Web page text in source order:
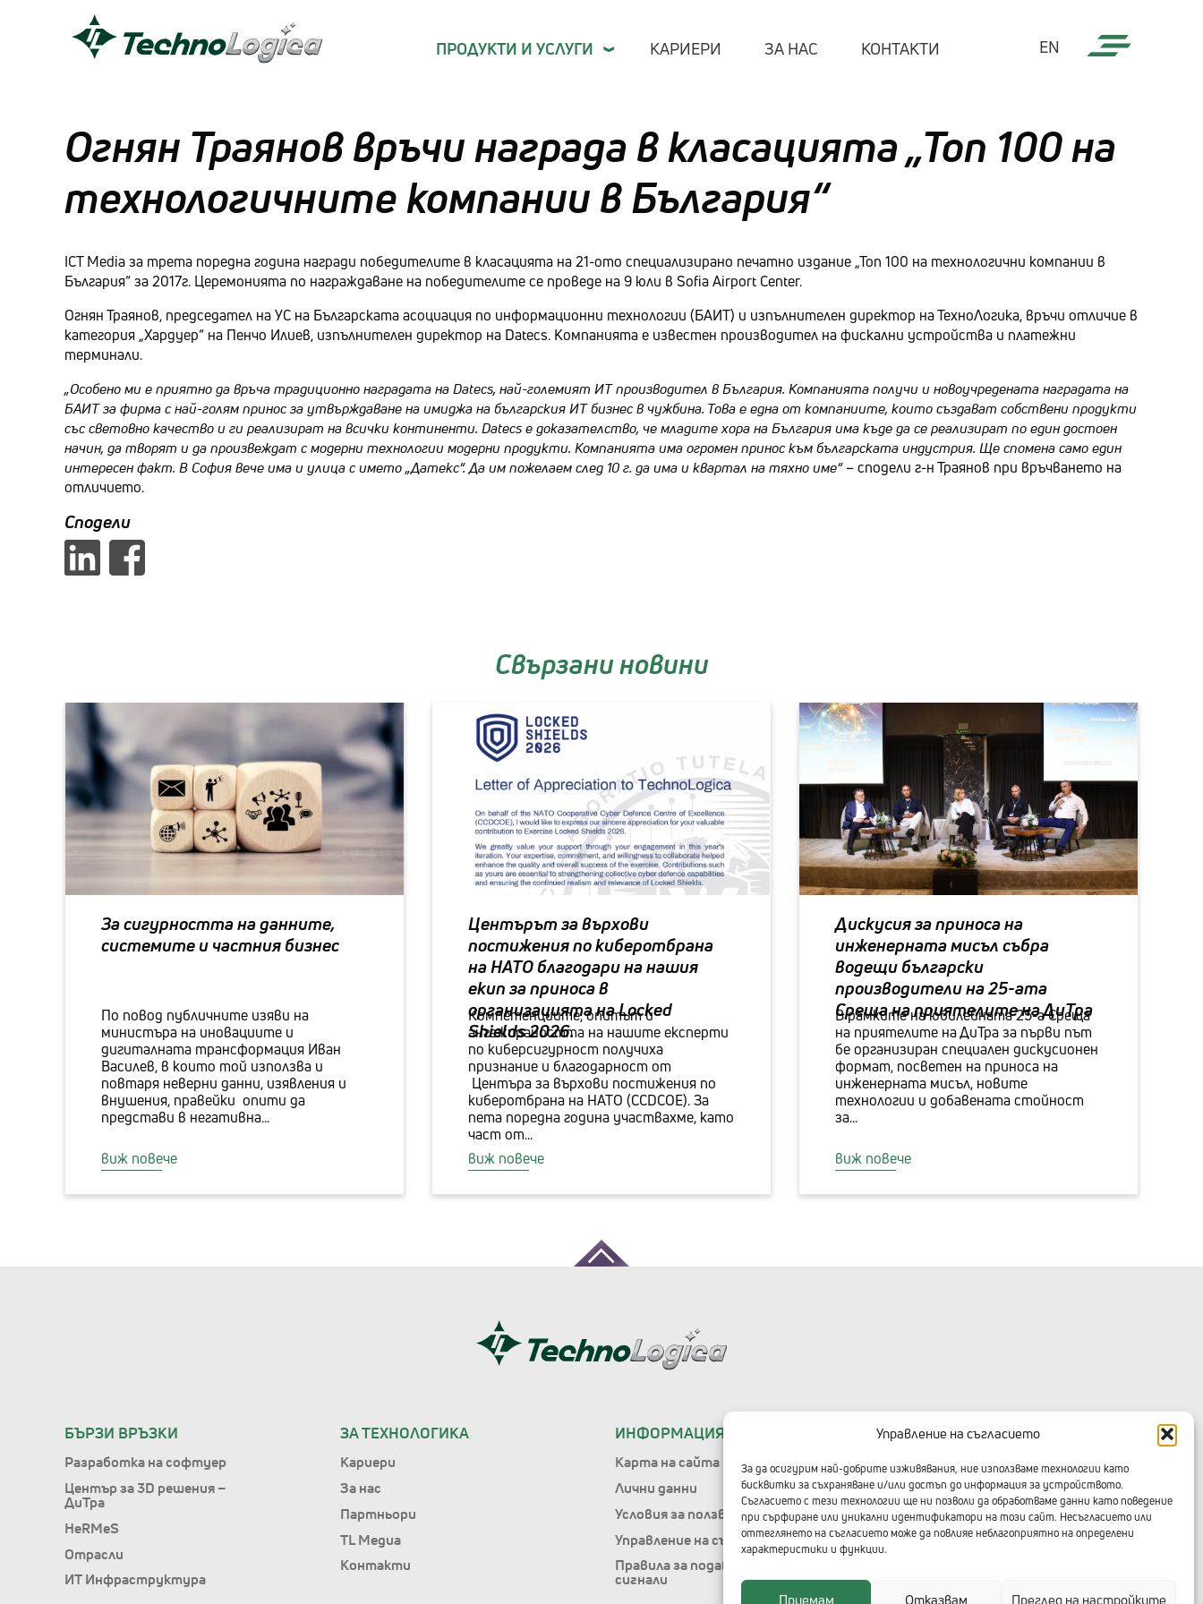
Управление на съгласието
За да осигурим най-добрите изживявания, ние използваме технологии като
бисквитки за съхраняване и/или достъп до информация за устройството.
Съгласието с тези технологии ще ни позволи да обработваме данни като поведение
при сърфиране или уникални идентификатори на този сайт. Несъгласието или
оттеглянето на съгласието може да повлияе неблагоприятно на определени
характеристики и функции.
Приемам Отказвам Преглед на настройките
ПРОДУКТИ И УСЛУГИ КАРИЕРИ ЗА НАС КОНТАКТИ EN
Отрасли
Финансов сектор
Телекомуникации и ютилити
Промишленост
Ритейл компании
Кариери
Свободни позиции
Стажантска програма
Партньори
Огнян Траянов връчи награда в класацията „Топ 100 на
технологичните компании в България“
ICT Media за трета поредна година награди победителите в класацията на 21-ото специализирано печатно издание „Топ 100 на технологични компании в
България“ за 2017г. Церемонията по награждаване на победителите се проведе на 9 юли в Sofia Airport Center.
Огнян Траянов, председател на УС на Българската асоциация по информационни технологии (БАИТ) и изпълнителен директор на ТехноЛогика, връчи отличие в
категория „Хардуер“ на Пенчо Илиев, изпълнителен директор на Datecs. Компанията е известен производител на фискални устройства и платежни
терминали.
„Особено ми е приятно да връча традиционно наградата на Datecs, най-големият ИТ производител в България. Компанията получи и новоучредената наградата на
БАИТ за фирма с най-голям принос за утвърждаване на имиджа на българския ИТ бизнес в чужбина. Това е една от компаниите, които създават собствени продукти
със световно качество и ги реализират на всички континенти. Datecs e доказателство, че младите хора на България има къде да се реализират по един достоен
начин, да творят и да произвеждат с модерни технологии модерни продукти. Компанията има огромен принос към българската индустрия. Ще спомена само един
интересен факт. В София вече има и улица с името „Датекс“. Да им пожелаем след 10 г. да има и квартал на тяхно име“– сподели г-н Траянов при връчването на
отличието.
Сподели
Свързани новини
За сигурността на данните,
системите и частния бизнес
По повод публичните изяви на
министъра на иновациите и
дигиталната трансформация Иван
Василев, в които той използва и
повтаря неверни данни, изявления и
внушения, правейки опити да
представи в негативна...
виж повече
Центърът за върхови
постижения по киберотбрана
на НАТО благодари на нашия
екип за приноса в
организацията на Locked
Shields 2026.
Компетенциите, опитът и
ангажираността на нашите експерти
по киберсигурност получиха
признание и благодарност от
Центъра за върхови постижения по
киберотбрана на НАТО (CCDCOE). За
пета поредна година участвахме, като
част от...
виж повече
Дискусия за приноса на
инженерната мисъл събра
водещи български
производители на 25-aта
Среща на приятелите на ДиТра
В рамките на юбилейната 25-а Среща
на приятелите на ДиТра за първи път
бе организиран специален дискусионен
формат, посветен на приноса на
инженерната мисъл, новите
технологии и добавената стойност
за...
виж повече
БЪРЗИ ВРЪЗКИ
Разработка на софтуер
Център за 3D решения –
ДиТра
HeRMeS
Отрасли
ИТ Инфраструктура
ЗА ТЕХНОЛОГИКА
Кариери
За нас
Партньори
TL Медиа
Контакти
ИНФОРМАЦИЯ ЗА САЙТА
Карта на сайта
Лични данни
Условия за ползване
Управление на съгласието
Правила за подаване на
сигнали
КОНТАКТИ С ТЕХНОЛОГИКА
Централен офис
+359 2 91 912
Център за 3D решения - ДиТра